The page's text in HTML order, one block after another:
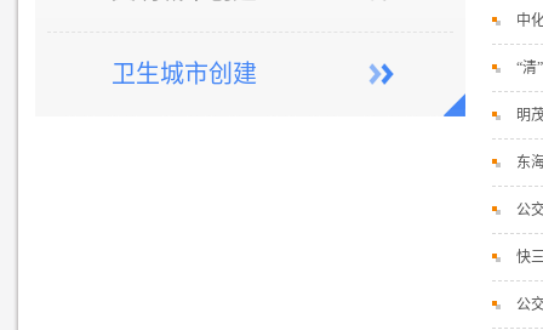
卫生城市创建
中
“清
明
东
公
快
公